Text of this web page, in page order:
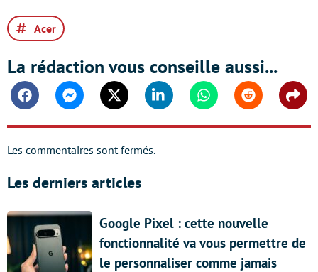
Acer
La rédaction vous conseille aussi...
FacebookMessengerTwitter Linkedin WhatsappReddit
Les commentaires sont fermés.
Les derniers articles
Google Pixel : cette nouvelle
fonctionnalité va vous permettre de
le personnaliser comme jamais